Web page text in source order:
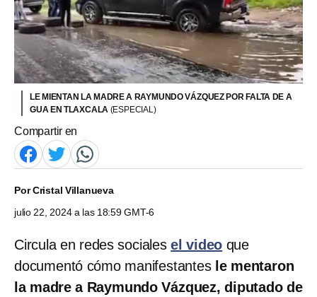
LE MIENTAN LA MADRE A RAYMUNDO VÁZQUEZ POR FALTA DE A
GUA EN TLAXCALA (ESPECIAL)
Compartir en
PorCristal Villanueva
julio 22, 2024 a las 18:59 GMT-6
Circula en redes socialesel video que
documentó cómo manifestantes le mentaron
la madre a Raymundo Vázquez, diputado de